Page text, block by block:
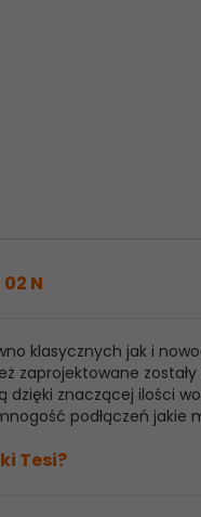
N
klasycznych jak i
zaprojektowane
znaczącej ilości
podłączeń jakie
Tesi?